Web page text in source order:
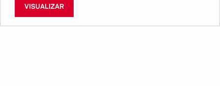
VISUALIZAR